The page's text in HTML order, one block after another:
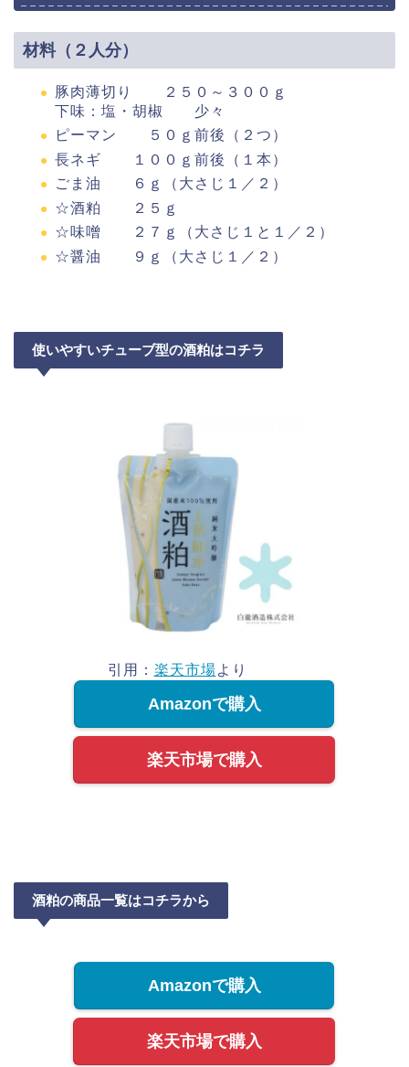
材料（２人分）
豚肉薄切り ２５０～３００ｇ
下味：塩・胡椒 少々
ピーマン ５０ｇ前後（２つ）
長ネギ １００ｇ前後（１本）
ごま油 ６ｇ（大さじ１／２）
☆酒粕 ２５ｇ
☆味噌 ２７ｇ（大さじ１と１／２）
☆醤油 ９ｇ（大さじ１／２）
使いやすいチューブ型の酒粕はコチラ
引用： 楽天市場より
Amazonで購入
楽天市場で購入
酒粕の商品一覧はコチラから
Amazonで購入
楽天市場で購入